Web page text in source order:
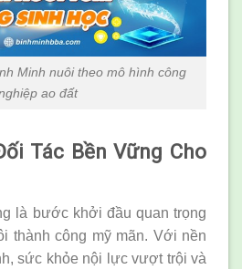
Minh nuôi theo mô hình công
ao đất
Tác Bền Vững Cho
là bước khởi đầu quan trọng
thành công mỹ mãn. Với nền
sức khỏe nội lực vượt trội và